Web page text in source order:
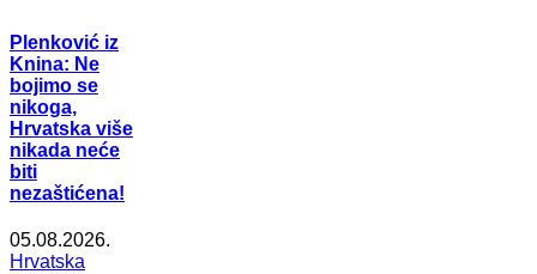
Plenković iz
Knina: Ne
bojimo se
nikoga,
Hrvatska više
nikada neće
biti
nezaštićena!
05.08.2026.
Hrvatska